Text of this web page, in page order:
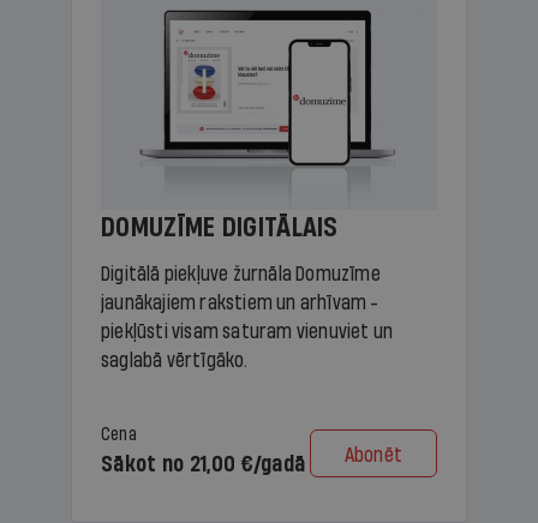
DOMUZĪME DIGITĀLAIS
Digitālā piekļuve žurnāla Domuzīme
jaunākajiem rakstiem un arhīvam -
piekļūsti visam saturam vienuviet un
saglabā vērtīgāko.
Cena
Sākot no 21,00 €/gadā Abonēt